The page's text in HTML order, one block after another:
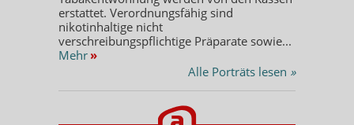
erstattet. Verordnungsfähig sind
nikotinhaltige nicht
verschreibungspflichtige Präparate sowie...
Mehr »
Alle Porträts lesen »